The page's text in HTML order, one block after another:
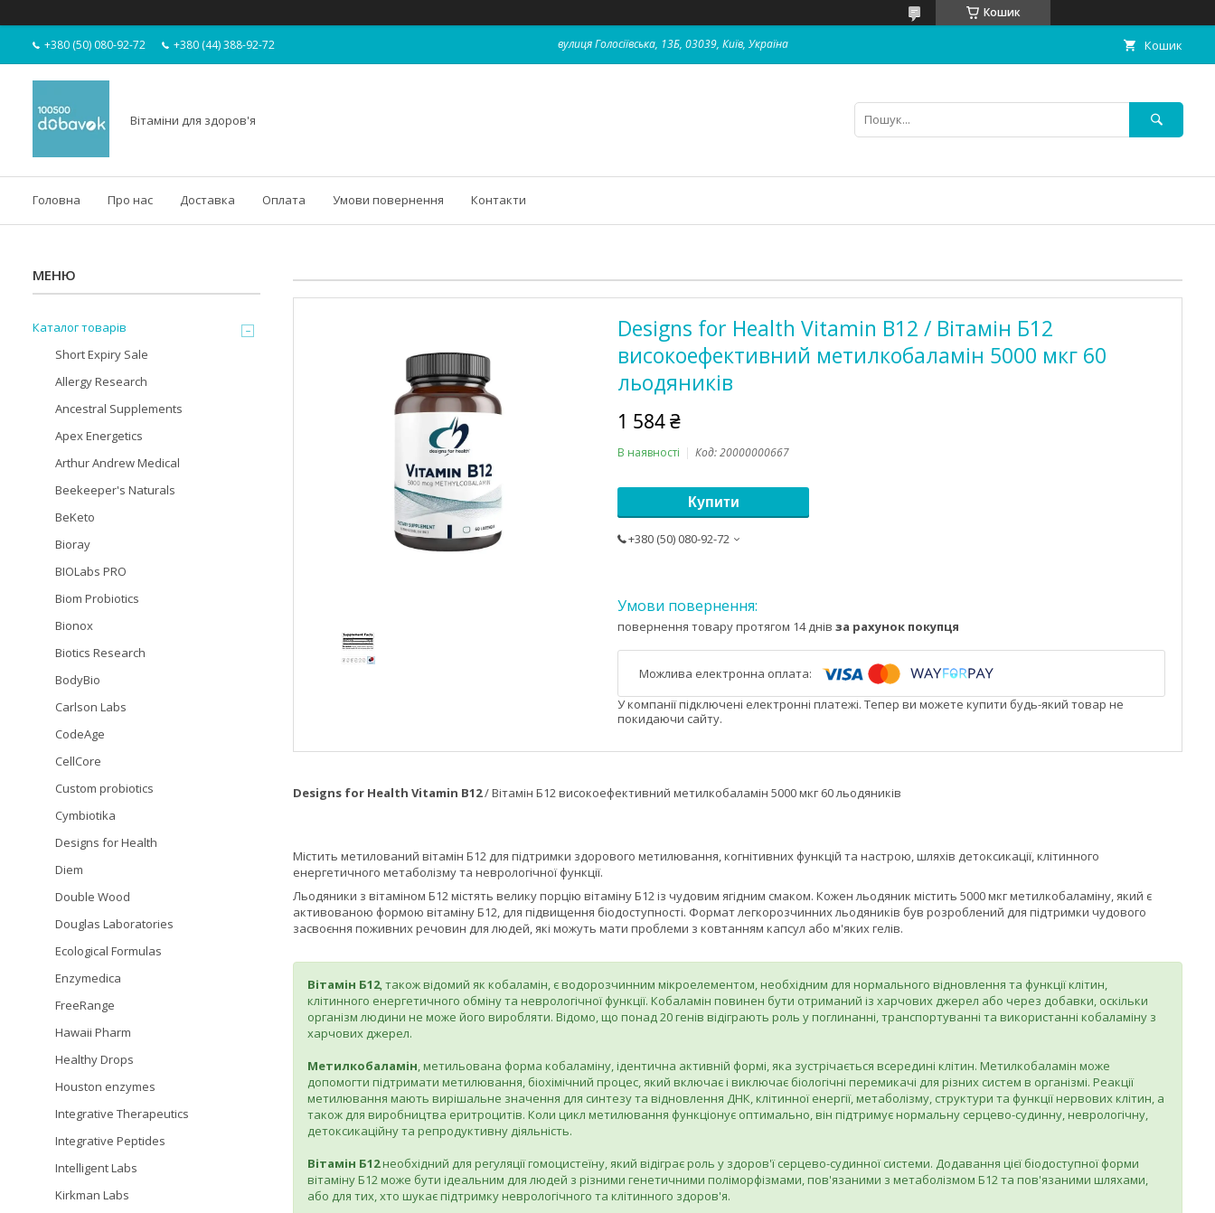
Кошик
+380 (50) 080-92-72 +380 (44) 388-92-72 вулиця Голосіївська, 13Б, 03039, Київ, Україна Кошик
Вітаміни для здоров'я
Головна Про нас Доставка Оплата Умови повернення Контакти
Designs for Health Vitamin B12 / Вітамін Б12
високоефективний метилкобаламін 5000 мкг 60
льодяників
1 584 ₴
В наявності Код:20000000667
Купити
+380 (50) 080-92-72
повернення товару протягом 14 днів за рахунок покупця
У компанії підключені електронні платежі. Тепер ви можете купити будь-який товар не
покидаючи сайту.
Designs for Health Vitamin B12/ Вітамін Б12 високоефективний метилкобаламін 5000 мкг 60 льодяників
Містить метилований вітамін Б12 для підтримки здорового метилювання, когнітивних функцій та настрою, шляхів детоксикації, клітинного
енергетичного метаболізму та неврологічної функції.
Льодяники з вітаміном Б12 містять велику порцію вітаміну Б12 із чудовим ягідним смаком. Кожен льодяник містить 5000 мкг метилкобаламіну, який є
активованою формою вітаміну Б12, для підвищення біодоступності. Формат легкорозчинних льодяників був розроблений для підтримки чудового
засвоєння поживних речовин для людей, які можуть мати проблеми з ковтанням капсул або м'яких гелів.
Вітамін Б12, також відомий як кобаламін, є водорозчинним мікроелементом, необхідним для нормального відновлення та функції клітин,
клітинного енергетичного обміну та неврологічної функції. Кобаламін повинен бути отриманий із харчових джерел або через добавки, оскільки
організм людини не може його виробляти. Відомо, що понад 20 генів відіграють роль у поглинанні, транспортуванні та використанні кобаламіну з
харчових джерел.
Метилкобаламін, метильована форма кобаламіну, ідентична активній формі, яка зустрічається всередині клітин. Метилкобаламін може
допомогти підтримати метилювання, біохімічний процес, який включає і виключає біологічні перемикачі для різних систем в організмі. Реакції
метилювання мають вирішальне значення для синтезу та відновлення ДНК, клітинної енергії, метаболізму, структури та функції нервових клітин, а
також для виробництва еритроцитів. Коли цикл метилювання функціонує оптимально, він підтримує нормальну серцево-судинну, неврологічну,
детоксикаційну та репродуктивну діяльність.
Вітамін Б12необхідний для регуляції гомоцистеїну, який відіграє роль у здоров'ї серцево-судинної системи. Додавання цієї біодоступної форми
вітаміну Б12 може бути ідеальним для людей з різними генетичними поліморфізмами, пов'язаними з метаболізмом Б12 та пов'язаними шляхами,
або для тих, хто шукає підтримку неврологічного та клітинного здоров'я.
Каталог товарів
Short Expiry Sale
Allergy Research
Ancestral Supplements
Apex Energetics
Arthur Andrew Medical
Beekeeper's Naturals
BeKeto
Bioray
BIOLabs PRO
Biom Probiotics
Bionox
Biotics Research
BodyBio
Carlson Labs
CodeAge
CellCore
Custom probiotics
Cymbiotika
Designs for Health
Diem
Double Wood
Douglas Laboratories
Ecological Formulas
Enzymedica
FreeRange
Hawaii Pharm
Healthy Drops
Houston enzymes
Integrative Therapeutics
Integrative Peptides
Intelligent Labs
Kirkman Labs